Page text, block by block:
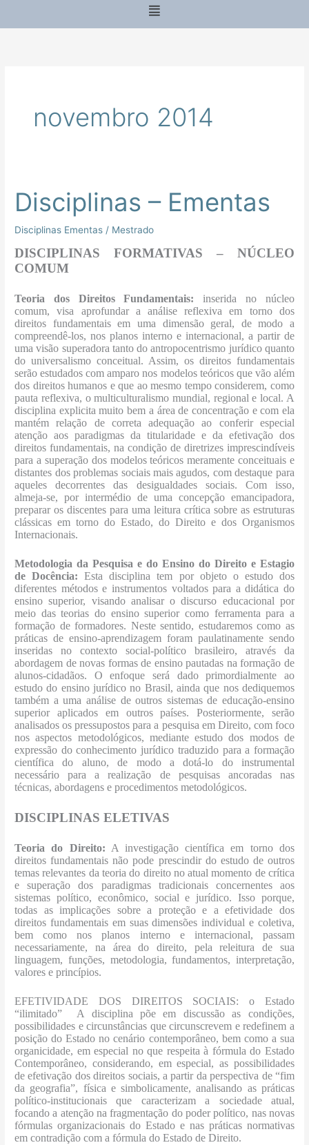
Menu
novembro 2014
Disciplinas – Ementas
Disciplinas Ementas / Mestrado
DISCIPLINAS FORMATIVAS – NÚCLEO
COMUM
Teoria dos Direitos Fundamentais: inserida no núcleo
comum, visa aprofundar a análise reflexiva em torno dos
direitos fundamentais em uma dimensão geral, de modo a
compreendê-los, nos planos interno e internacional, a partir de
uma visão superadora tanto do antropocentrismo jurídico quanto
do universalismo conceitual. Assim, os direitos fundamentais
serão estudados com amparo nos modelos teóricos que vão além
dos direitos humanos e que ao mesmo tempo considerem, como
pauta reflexiva, o multiculturalismo mundial, regional e local. A
disciplina explicita muito bem a área de concentração e com ela
mantém relação de correta adequação ao conferir especial
atenção aos paradigmas da titularidade e da efetivação dos
direitos fundamentais, na condição de diretrizes imprescindíveis
para a superação dos modelos teóricos meramente conceituais e
distantes dos problemas sociais mais agudos, com destaque para
aqueles decorrentes das desigualdades sociais. Com isso,
almeja-se, por intermédio de uma concepção emancipadora,
preparar os discentes para uma leitura crítica sobre as estruturas
clássicas em torno do Estado, do Direito e dos Organismos
Internacionais.
Metodologia da Pesquisa e do Ensino do Direito e Estagio
de Docência: Esta disciplina tem por objeto o estudo dos
diferentes métodos e instrumentos voltados para a didática do
ensino superior, visando analisar o discurso educacional por
meio das teorias do ensino superior como ferramenta para a
formação de formadores. Neste sentido, estudaremos como as
práticas de ensino-aprendizagem foram paulatinamente sendo
inseridas no contexto social-político brasileiro, através da
abordagem de novas formas de ensino pautadas na formação de
alunos-cidadãos. O enfoque será dado primordialmente ao
estudo do ensino jurídico no Brasil, ainda que nos dediquemos
também a uma análise de outros sistemas de educação-ensino
superior aplicados em outros países. Posteriormente, serão
analisados os pressupostos para a pesquisa em Direito, com foco
nos aspectos metodológicos, mediante estudo dos modos de
expressão do conhecimento jurídico traduzido para a formação
científica do aluno, de modo a dotá-lo do instrumental
necessário para a realização de pesquisas ancoradas nas
técnicas, abordagens e procedimentos metodológicos.
DISCIPLINAS ELETIVAS
Teoria do Direito: A investigação científica em torno dos
direitos fundamentais não pode prescindir do estudo de outros
temas relevantes da teoria do direito no atual momento de crítica
e superação dos paradigmas tradicionais concernentes aos
sistemas político, econômico, social e jurídico. Isso porque,
todas as implicações sobre a proteção e a efetividade dos
direitos fundamentais em suas dimensões individual e coletiva,
bem como nos planos interno e internacional, passam
necessariamente, na área do direito, pela releitura de sua
linguagem, funções, metodologia, fundamentos, interpretação,
valores e princípios.
EFETIVIDADE DOS DIREITOS SOCIAIS: o Estado
“ilimitado”
A disciplina põe em discussão as condições,
possibilidades e circunstâncias que circunscrevem e redefinem a
posição do Estado no cenário contemporâneo, bem como a sua
organicidade, em especial no que respeita à fórmula do Estado
Contemporâneo, considerando, em especial, as possibilidades
de efetivação dos direitos sociais, a partir da perspectiva de “fim
da geografia”, física e simbolicamente, analisando as práticas
político-institucionais que caracterizam a sociedade atual,
focando a atenção na fragmentação do poder político, nas novas
fórmulas organizacionais do Estado e nas práticas normativas
em contradição com a fórmula do Estado de Direito.
Disciplinas
–
Ementas